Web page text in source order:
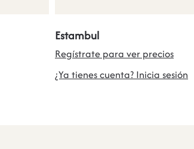
Estambul
Regístrate para ver precios
¿Ya tienes cuenta? Inicia sesión